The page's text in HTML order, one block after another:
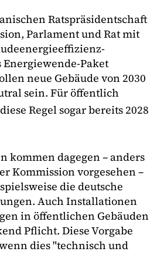
Ratspräsidentschaft
Parlament und Rat mit
Paket
neue Gebäude von 2030
sein. Für öffentlich
Regel sogar bereits 2028
kommen dagegen – anders
Kommission vorgesehen –
die deutsche
Auch Installationen
in öffentlichen Gebäuden
Pflicht. Diese Vorgabe
dies "technisch und